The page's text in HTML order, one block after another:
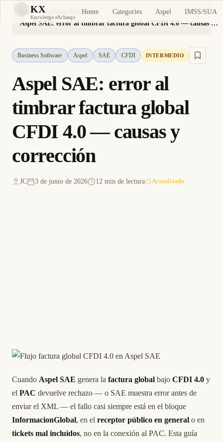
KX
Knowledge eXchange
Home Categories Aspel IMSS/SUA
Inicio
Business Software
Aspel SAE: error al timbrar factura global CFDI 4.0 — causas y corrección
Business Software Aspel SAE CFDI INTERMEDIO
Aspel SAE: error al
timbrar factura global
CFDI 4.0 — causas y
corrección
JC 3 de junio de 2026 12 min de lectura Actualizado
Cuando Aspel SAE genera la factura global bajo CFDI 4.0 y
el PAC devuelve rechazo — o SAE muestra error antes de
enviar el XML — el fallo casi siempre está en el bloque
InformacionGlobal, en el receptor público en general o en
tickets mal incluidos, no en la conexión al PAC. Esta guía